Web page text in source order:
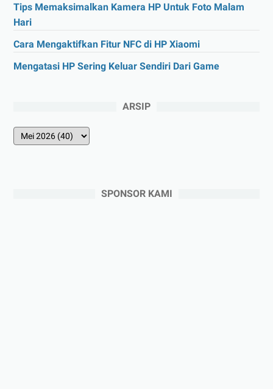
Tips Memaksimalkan Kamera HP Untuk Foto Malam
Hari
Cara Mengaktifkan Fitur NFC di HP Xiaomi
Mengatasi HP Sering Keluar Sendiri Dari Game
ARSIP
SPONSOR KAMI